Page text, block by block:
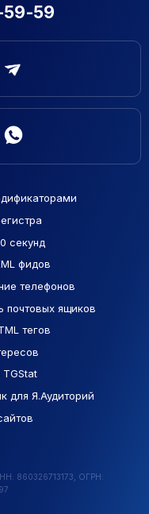
59-59
секунд
фидов
телефонов
почтовых ящиков
тегов
TGStat
для Я.Аудиторий
Карты
860326713173, ОГРН: